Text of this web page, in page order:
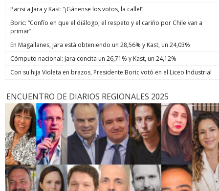
Parisi a Jara y Kast: “¡Gánense los votos, la calle!”
Boric: “Confío en que el diálogo, el respeto y el cariño por Chile van a
primar”
En Magallanes, Jara está obteniendo un 28,56% y Kast, un 24,03%
Cómputo nacional: Jara concita un 26,71% y Kast, un 24,12%
Con su hija Violeta en brazos, Presidente Boric votó en el Liceo Industrial
ENCUENTRO DE DIARIOS REGIONALES 2025